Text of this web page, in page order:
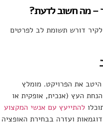
– מה חשוב לדעת?
דורש תשומת לב לפרטים
את הפרויקט. מומלץ
העץ (אנכית, אופקית או
להתייעץ עם אנשי המקצוע
ועזרה בבחירת האופציה